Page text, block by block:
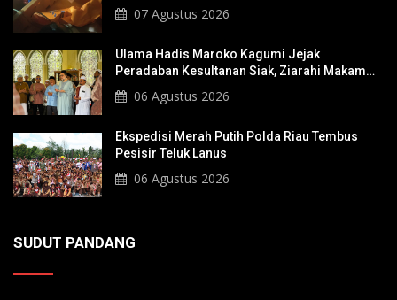
Tenggelam
07 Agustus 2026
Ulama Hadis Maroko Kagumi Jejak
Peradaban Kesultanan Siak, Ziarahi Makam
Sultan Hingga Pendiri Pekanbaru
06 Agustus 2026
Ekspedisi Merah Putih Polda Riau Tembus
Pesisir Teluk Lanus
06 Agustus 2026
SUDUT PANDANG